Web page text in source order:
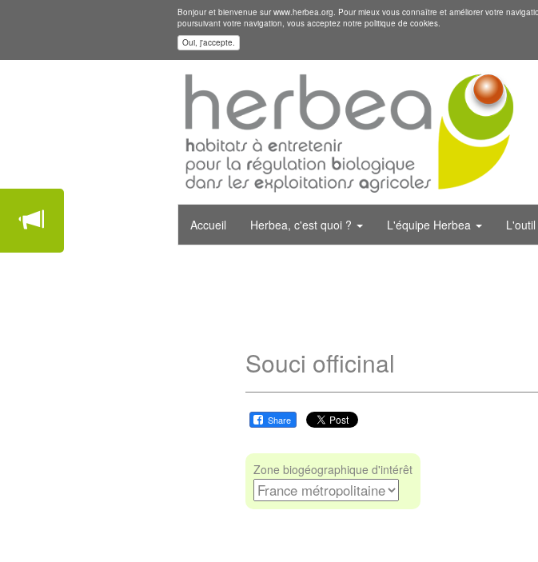
Bonjour et bienvenue sur www.herbea.org. Pour mieux vous connaître et améliorer votre
poursuivant votre navigation, vous acceptez notre politique de cookies.
Oui, j'accepte.
Accueil Herbea, c'est quoi ? L'équipe Herbea
Souci officinal
Share
Zone biogéographique d'intérêt